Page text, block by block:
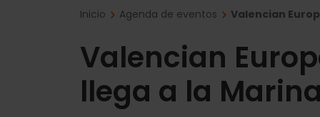
Breadcrumb
Inicio Agenda de eventos Valencian
Valencian
llega a la